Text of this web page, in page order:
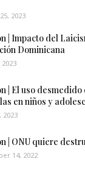
2023
| Impacto del
Dominicana
| El uso desmedido
en niños y
2023
| ONU quiere
14, 2022